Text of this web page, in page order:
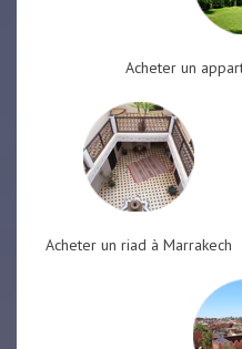
Acheter un
Acheter un riad à Marrakech